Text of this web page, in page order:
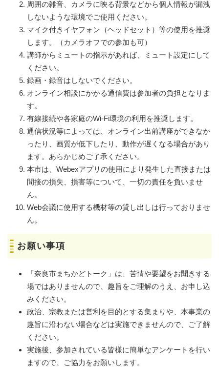
周囲の雑音、カメラに映る背景などから個人情報が漏洩
しないような環境でご使用ください。
マイク付きイヤフォン（ヘッドセット）等の使用を推奨
します。（カメラオフでの参加も可）
講師からミュートの指示があれば、ミュート設定にして
ください。
録画・録音はしないでください。
オンライン相談にかかる通信費は参加者の負担となりま
す。
有線接続や各家庭のWi-Fi環境の利用を推奨します。
通信状況等によっては、オンライン出前講座ができなか
ったり、画質が低下したり、動作が遅くなる場合があり
ます。あらかじめご了承ください。
本市は、Webexアプリの使用により発生した直接または
間接の損失、損害等について、一切の責任を負いませ
ん。
Web会議に使用する機材等の貸し出しは行っておりませ
ん。
お願い事項
「奈良市まちかどトーク」は、苦情や要望をお聞きする
場ではありませんので、趣旨をご理解のうえ、お申し込
みください。
政治、宗教または営利を目的とする集まりや、本事業の
趣旨に沿わない場合などは実施できませんので、ご了解
ください。
実施後、参加されている皆様に簡単なアンケートを行い
ますので、ご協力をお願いします。